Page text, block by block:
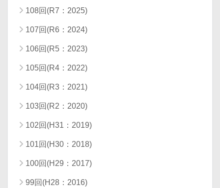
108回(R7：2025)
107回(R6：2024)
106回(R5：2023)
105回(R4：2022)
104回(R3：2021)
103回(R2：2020)
102回(H31：2019)
101回(H30：2018)
100回(H29：2017)
99回(H28：2016)